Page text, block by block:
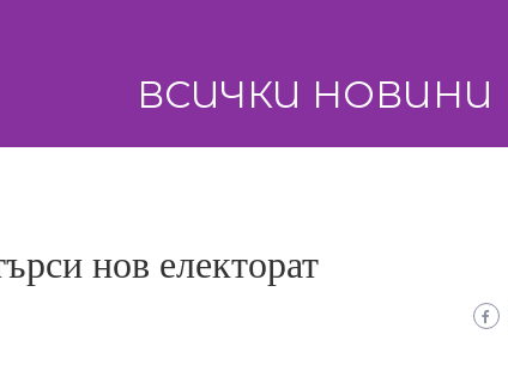
ВСИЧКИ НОВИНИ
нов електорат